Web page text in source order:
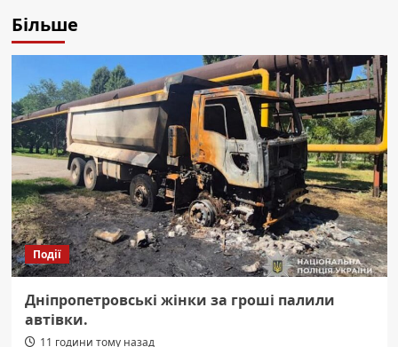
Більше
Події
Дніпропетровські жінки за гроші палили
автівки.
11 години тому назад